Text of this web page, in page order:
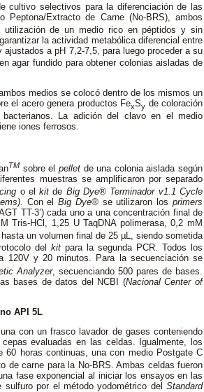
cultivo selectivos para la diferenciación de las
Extracto de Carne (No-BRS), ambos
utilización de un medio rico en péptidos y sin
la actividad metabólica diferencial entre
ajustados a pH 7,2-7,5, para luego proceder a su
agar fundido para obtener colonias aisladas de
medios se colocó dentro de los mismos un
el acero genera productos FexSy de coloración
La adición del clavo en el medio
iones ferrosos.
TM sobre el pelletde una colonia aislada según
muestras se amplificaron por separado
o elkitde Big Dye® Terminador v1.1 Cycle
. Con elBig Dye®se utilizaron losprimers
TT-3’) cada uno a una concentración final de
Tris-HCl, 1,25 U TaqDNA polimerasa, 0,2 mM
un volumen final de 25 µL, siendo sometida
delkit para la segunda PCR. Todos los
120V y 20 minutos. Para la secuenciación se
Analyzer, secuenciando 500 pares de bases.
bases de datos del NCBI (Nacional Center of
API 5L
con un frasco lavador de gases conteniendo
evaluadas en las celdas. Igualmente, los
60 horas continuas, una con medio Postgate C
de carne para la No-BRS. Ambas celdas fueron
fase exponencial al iniciar los ensayos en las
por el método yodométrico del Standard